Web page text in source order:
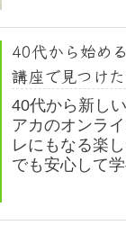
40代から始め
講座で見つけ
40代から新し
アカのオンラ
レにもなる楽
でも安心して